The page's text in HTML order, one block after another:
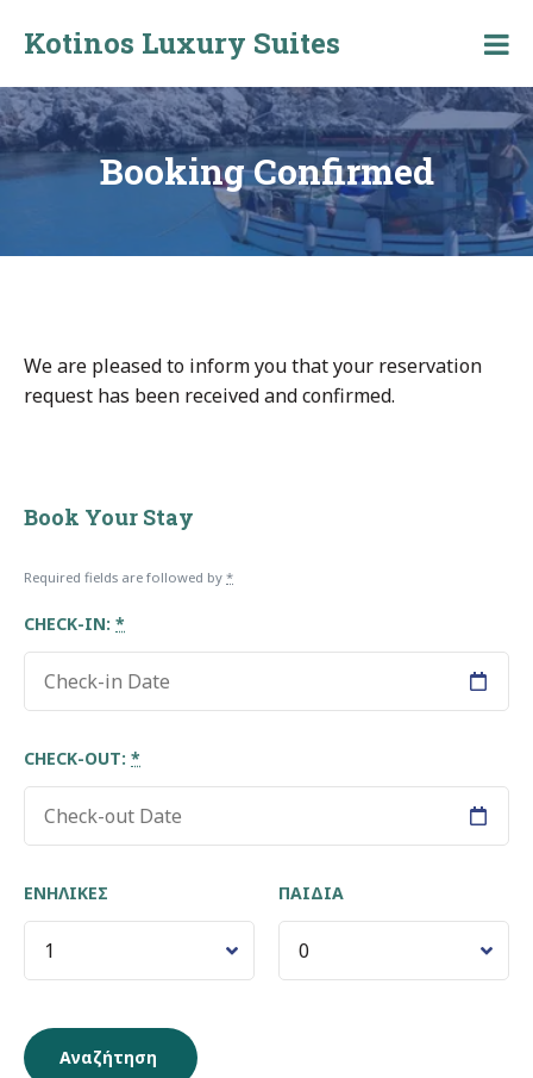
Kotinos Luxury Suites
Kotinos
Luxury
Suites
at
Molos,
Booking Confirmed
We are pleased to inform you that your reservation
request has been received and confirmed.
Book Your Stay
Required fields are followed by *
CHECK-IN: *
CHECK-OUT: *
ΕΝΉΛΙΚΕΣ ΠΑΙΔΙΆ